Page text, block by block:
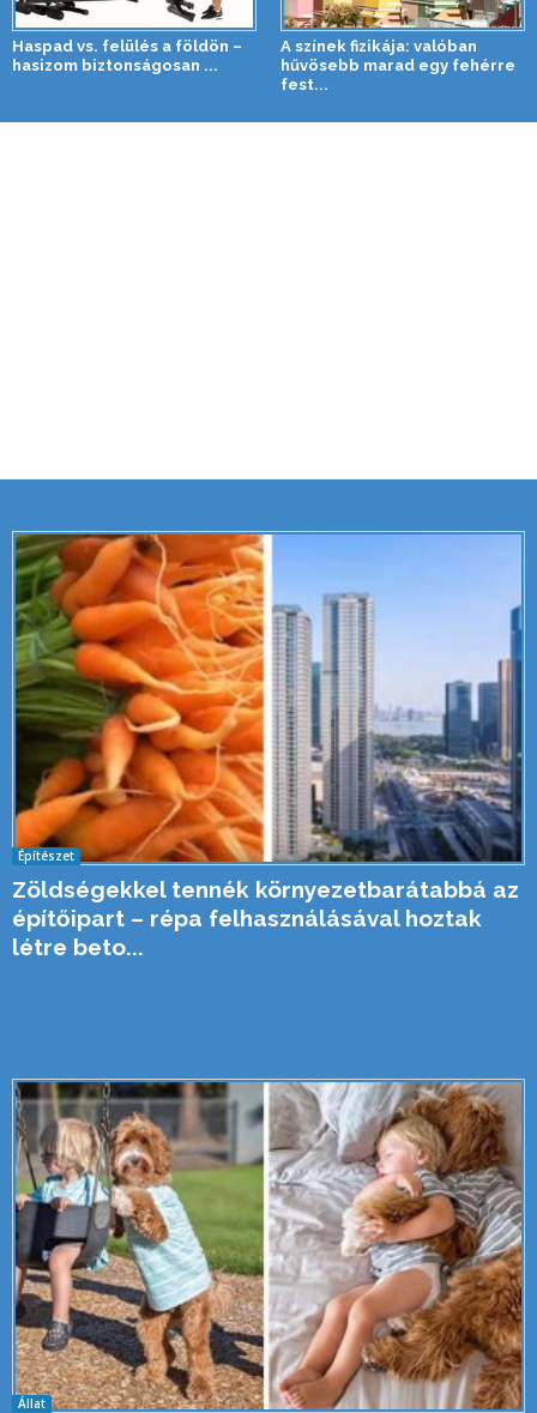
Haspad vs. felülés a földön –
hasizom biztonságosan ...
A színek fizikája: valóban
hűvösebb marad egy fehérre
fest...
Építészet
Zöldségekkel tennék környezetbarátabbá az
építőipart – répa felhasználásával hoztak
létre beto...
Állat